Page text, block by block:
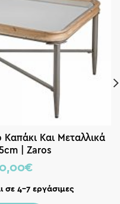
Καπάκι Και Μεταλλικά
| Zaros
€
σε 4-7 εργάσιμες